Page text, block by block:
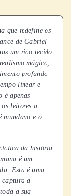
que redefine os
de Gabriel
um rico tecido
mágico,
profundo
linear e
é apenas
leitores a
mundano e o
cíclica da história
é um
Esta é uma
captura a
a sua